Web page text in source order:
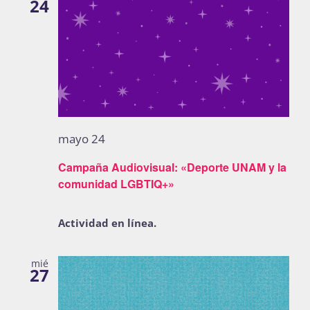
24
Campaña Audiovisual: «Deporte UNAM y la
comunidad LGBTIQ+»
mayo 24
Actividad en línea.
mié
27